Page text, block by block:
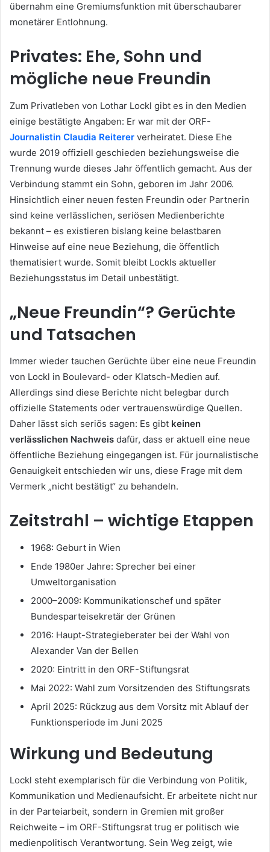
übernahm eine Gremiumsfunktion mit überschaubarer
monetärer Entlohnung.
Privates: Ehe, Sohn und
mögliche neue Freundin
Zum Privatleben von Lothar Lockl gibt es in den Medien
einige bestätigte Angaben: Er war mit der ORF-
Journalistin Claudia Reiterer verheiratet. Diese Ehe
wurde 2019 offiziell geschieden beziehungsweise die
Trennung wurde dieses Jahr öffentlich gemacht. Aus der
Verbindung stammt ein Sohn, geboren im Jahr 2006.
Hinsichtlich einer neuen festen Freundin oder Partnerin
sind keine verlässlichen, seriösen Medienberichte
bekannt – es existieren bislang keine belastbaren
Hinweise auf eine neue Beziehung, die öffentlich
thematisiert wurde. Somit bleibt Lockls aktueller
Beziehungsstatus im Detail unbestätigt.
„Neue Freundin“? Gerüchte
und Tatsachen
Immer wieder tauchen Gerüchte über eine neue Freundin
von Lockl in Boulevard- oder Klatsch-Medien auf.
Allerdings sind diese Berichte nicht belegbar durch
offizielle Statements oder vertrauenswürdige Quellen.
Daher lässt sich seriös sagen: Es gibt keinen
verlässlichen Nachweis dafür, dass er aktuell eine neue
öffentliche Beziehung eingegangen ist. Für journalistische
Genauigkeit entschieden wir uns, diese Frage mit dem
Vermerk „nicht bestätigt“ zu behandeln.
Zeitstrahl – wichtige Etappen
1968: Geburt in Wien
Ende 1980er Jahre: Sprecher bei einer
Umweltorganisation
2000–2009: Kommunikationschef und später
Bundesparteisekretär der Grünen
2016: Haupt-Strategieberater bei der Wahl von
Alexander Van der Bellen
2020: Eintritt in den ORF-Stiftungsrat
Mai 2022: Wahl zum Vorsitzenden des Stiftungsrats
April 2025: Rückzug aus dem Vorsitz mit Ablauf der
Funktionsperiode im Juni 2025
Wirkung und Bedeutung
Lockl steht exemplarisch für die Verbindung von Politik,
Kommunikation und Medienaufsicht. Er arbeitete nicht nur
in der Parteiarbeit, sondern in Gremien mit großer
Reichweite – im ORF-Stiftungsrat trug er politisch wie
medienpolitisch Verantwortung. Sein Weg zeigt, wie